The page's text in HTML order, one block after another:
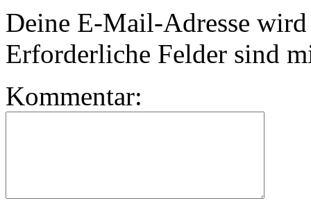
Deine E-Mail-Adresse
Erforderliche Felder sind
Kommentar: